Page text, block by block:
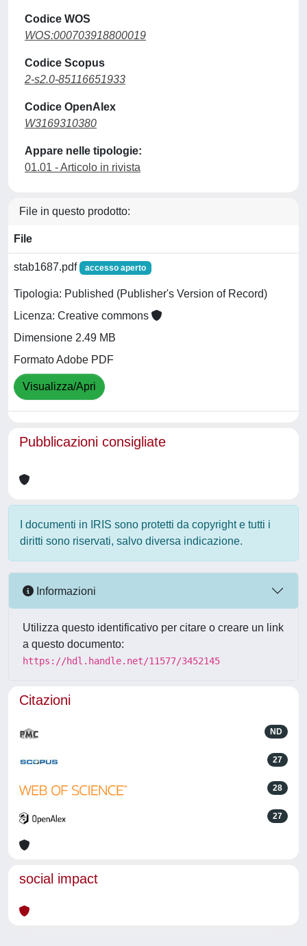
Codice WOS
WOS:000703918800019
Codice Scopus
2-s2.0-85116651933
Codice OpenAlex
W3169310380
Appare nelle tipologie:
01.01 - Articolo in rivista
File in questo prodotto:
File
stab1687.pdf accesso aperto
Tipologia: Published (Publisher's Version of Record)
Licenza: Creative commons
Dimensione 2.49 MB
Formato Adobe PDF
Visualizza/Apri
Pubblicazioni consigliate
I documenti in IRIS sono protetti da copyright e tutti i
diritti sono riservati, salvo diversa indicazione.
Informazioni
Utilizza questo identificativo per citare o creare un link
a questo documento:
https://hdl.handle.net/11577/3452145
Citazioni
ND
27
28
27
social impact